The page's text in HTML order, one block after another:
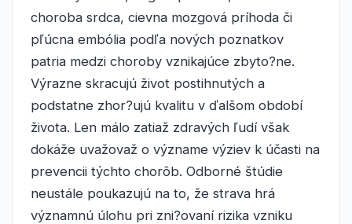
choroba srdca, cievna mozgová príhoda či
pľúcna embólia podľa nových poznatkov
patria medzi choroby vznikajúce zbyto?ne.
Výrazne skracujú život postihnutých a
podstatne zhor?ujú kvalitu v ďalšom období
života. Len málo zatiaž zdravých ľudí však
dokáže uvažovaž o význame výziev k účasti na
prevencii týchto chorôb. Odborné štúdie
neustále poukazujú na to, že strava hrá
významnú úlohu pri zni?ovaní rizika vzniku